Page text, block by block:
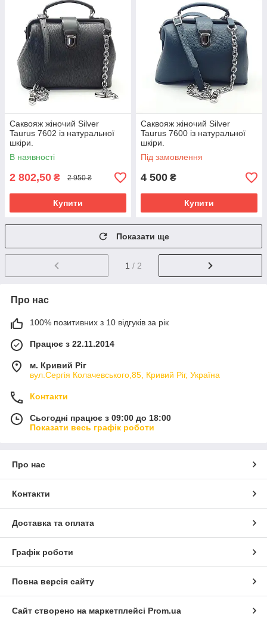
Саквояж жіночий Silver
Taurus 7602 із натуральної
шкіри.
В наявності
2 802,50 ₴ 2 950 ₴
Купити
Саквояж жіночий Silver
Taurus 7600 із натуральної
шкіри.
Під замовлення
4 500 ₴
Купити
Показати ще
1 / 2
Про нас
100% позитивних з 10 відгуків за рік
Працює з 22.11.2014
м. Кривий Ріг
вул.Сергія Колачевського,85, Кривий Ріг, Україна
Контакти
Сьогодні працює з 09:00 до 18:00
Показати весь графік роботи
Про нас
Контакти
Доставка та оплата
Графік роботи
Повна версія сайту
Сайт створено на маркетплейсі Prom.ua